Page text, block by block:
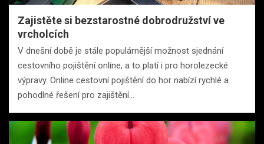
Zajistěte si bezstarostné dobrodružství ve
vrcholcích
V dnešní době je stále populárnější možnost sjednání
cestovního pojištění online, a to platí i pro horolezecké
výpravy. Online cestovní pojištění do hor nabízí rychlé a
pohodlné řešení pro zajištění…